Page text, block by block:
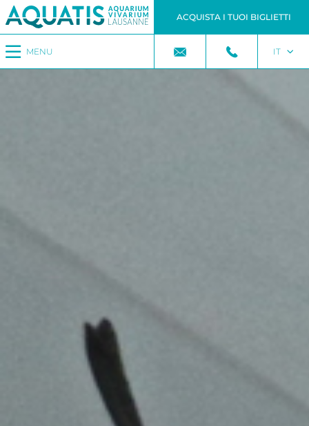
MENU
ACQUISTA I TUOI BIGLIETTI
IT